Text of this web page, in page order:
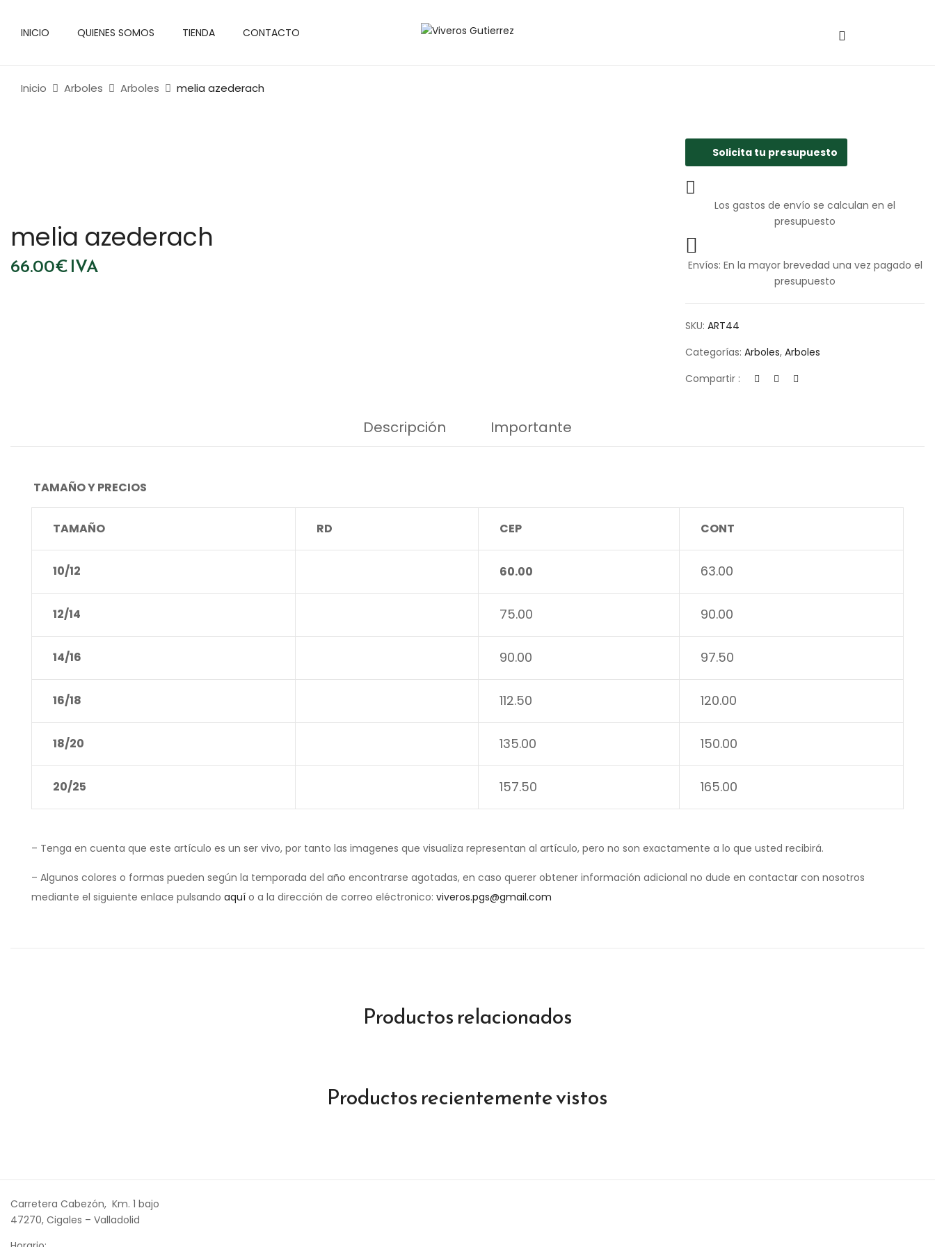
INICIO QUIENES SOMOS TIENDA CONTACTO
Inicio Arboles Arboles melia azederach
melia azederach
66.00€IVA
Solicita tu presupuesto
Los gastos de envío se calculan en el
presupuesto
Envíos: En la mayor brevedad una vez pagado el
presupuesto
SKU:ART44
Categorías:Arboles,Arboles
Compartir :
Descripción Importante
TAMAÑO Y PRECIOS
TAMAÑO RD CEP CONT
10/12 60.00 63.00
12/14 75.00 90.00
14/16 90.00 97.50
16/18 112.50 120.00
18/20 135.00 150.00
20/25 157.50 165.00
– Tenga en cuenta que este artículo es un ser vivo, por tanto las imagenes que visualiza representan al artículo, pero no son exactamente a lo que usted recibirá.
– Algunos colores o formas pueden según la temporada del año encontrarse agotadas, en caso querer obtener información adicional no dude en contactar con nosotros
mediante el siguiente enlace pulsando aquí o a la dirección de correo eléctronico: viveros.pgs@gmail.com
Productos relacionados
Productos recientemente vistos
Carretera Cabezón, Km. 1 bajo
47270, Cigales – Valladolid